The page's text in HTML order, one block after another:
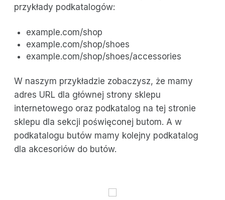
przykłady podkatalogów:
example.com/shop
example.com/shop/shoes
example.com/shop/shoes/accessories
W naszym przykładzie zobaczysz, że mamy
adres URL dla głównej strony sklepu
internetowego oraz podkatalog na tej stronie
sklepu dla sekcji poświęconej butom. A w
podkatalogu butów mamy kolejny podkatalog
dla akcesoriów do butów.